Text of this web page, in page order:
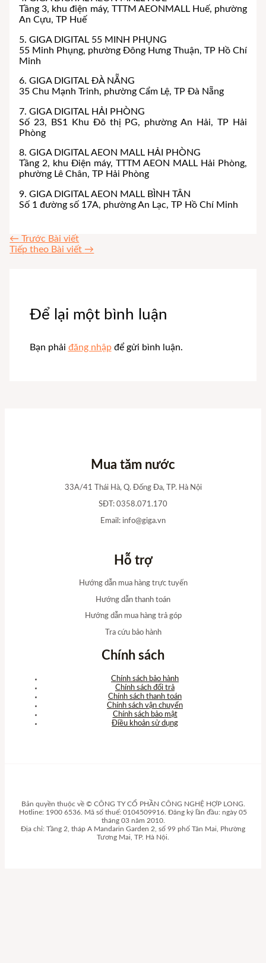
Tầng 3, khu điện máy, TTTM AEONMALL Huế, phường
An Cựu, TP Huế
5. GIGA DIGITAL 55 MINH PHỤNG
55 Minh Phụng, phường Đông Hưng Thuận, TP Hồ Chí
Minh
6. GIGA DIGITAL ĐÀ NẴNG
35 Chu Mạnh Trinh, phường Cẩm Lệ, TP Đà Nẵng
7. GIGA DIGITAL HẢI PHÒNG
Số 23, BS1 Khu Đô thị PG, phường An Hải, TP Hải
Phòng
8. GIGA DIGITAL AEON MALL HẢI PHÒNG
Tầng 2, khu Điện máy, TTTM AEON MALL Hải Phòng,
phường Lê Chân, TP Hải Phòng
9. GIGA DIGITAL AEON MALL BÌNH TÂN
Số 1 đường số 17A, phường An Lạc, TP Hồ Chí Minh
← Trước Bài viết
Tiếp theo Bài viết →
Để lại một bình luận
Bạn phải đăng nhậpđể gửi bình luận.
Mua tăm nước
33A/41 Thái Hà, Q. Đống Đa, TP. Hà Nội
SĐT: 0358.071.170
Email: info@giga.vn
Hỗ trợ
Hướng dẫn mua hàng trực tuyến
Hướng dẫn thanh toán
Hướng dẫn mua hàng trả góp
Tra cứu bảo hành
Chính sách
Chính sách bảo hành
Chính sách đổi trả
Chính sách thanh toán
Chính sách vận chuyển
Chính sách bảo mật
Điều khoản sử dụng
Bản quyền thuộc về © CÔNG TY CỔ PHẦN CÔNG NGHỆ HỢP LONG.
Hotline: 1900 6536. Mã số thuế: 0104509916. Đăng ký lần đầu: ngày 05
tháng 03 năm 2010.
Địa chỉ: Tầng 2, tháp A Mandarin Garden 2, số 99 phố Tân Mai, Phường
Tương Mai, TP. Hà Nội.